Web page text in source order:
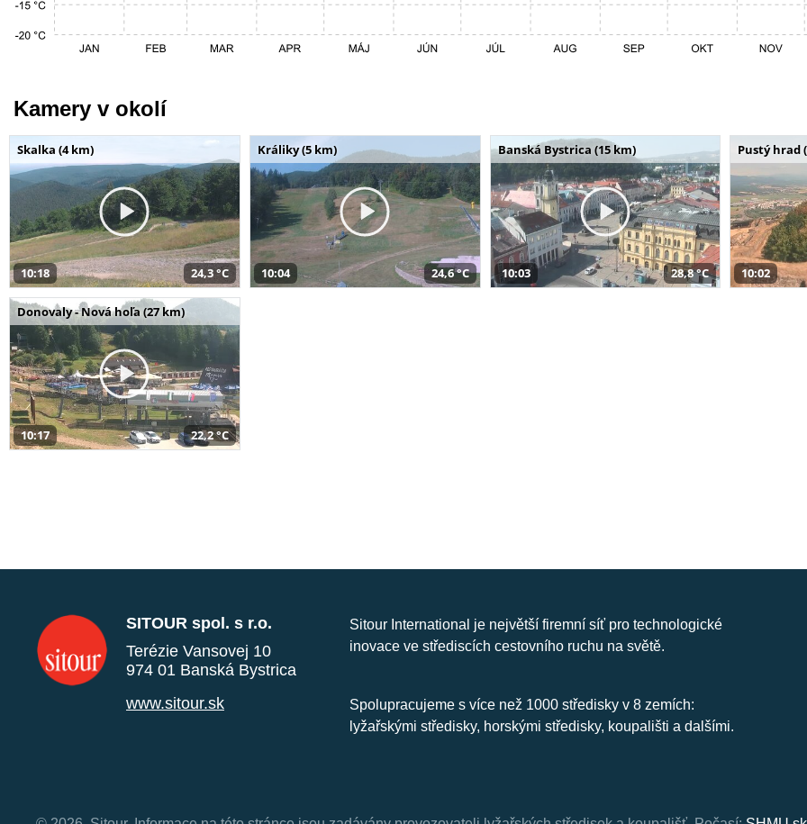
Kamery v okolí
Skalka (4 km)
10:18 24,3 °C
Králiky (5 km)
10:04 24,6 °C
Banská Bystrica (15 km)
10:03 28,8 °C
Pustý hrad
10:02
Donovaly - Nová hoľa (27 km)
10:17 22,2 °C
SITOUR spol. s r.o.
Terézie Vansovej 10
974 01 Banská Bystrica
www.sitour.sk
Sitour International je největší firemní síť pro technologické
inovace ve střediscích cestovního ruchu na světě.
Spolupracujeme s více než 1000 středisky v 8 zemích:
lyžařskými středisky, horskými středisky, koupališti a dalšími.